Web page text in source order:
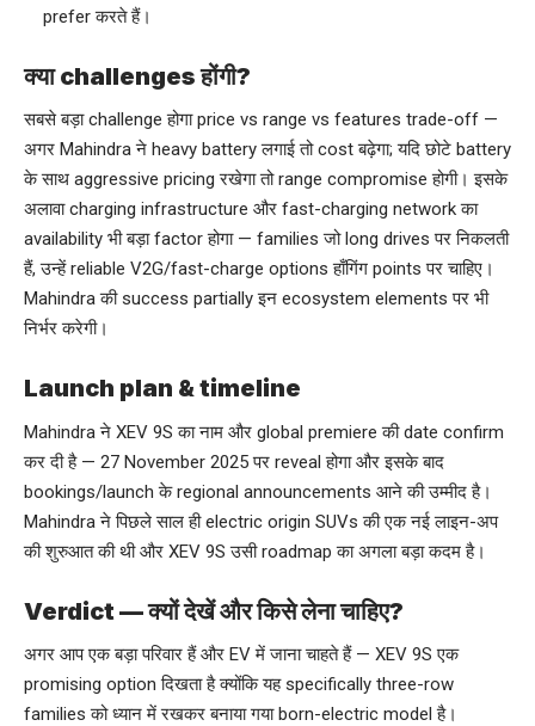
prefer करते हैं।
क्या challenges होंगी?
सबसे बड़ा challenge होगा price vs range vs features trade-off —
अगर Mahindra ने heavy battery लगाई तो cost बढ़ेगा; यदि छोटे battery
के साथ aggressive pricing रखेगा तो range compromise होगी। इसके
अलावा charging infrastructure और fast-charging network का
availability भी बड़ा factor होगा — families जो long drives पर निकलती
हैं, उन्हें reliable V2G/fast-charge options हाँगिंग points पर चाहिए।
Mahindra की success partially इन ecosystem elements पर भी
निर्भर करेगी।
Launch plan & timeline
Mahindra ने XEV 9S का नाम और global premiere की date confirm
कर दी है — 27 November 2025 पर reveal होगा और इसके बाद
bookings/launch के regional announcements आने की उम्मीद है।
Mahindra ने पिछले साल ही electric origin SUVs की एक नई लाइन-अप
की शुरुआत की थी और XEV 9S उसी roadmap का अगला बड़ा कदम है।
Verdict — क्यों देखें और किसे लेना चाहिए?
अगर आप एक बड़ा परिवार हैं और EV में जाना चाहते हैं — XEV 9S एक
promising option दिखता है क्योंकि यह specifically three-row
families को ध्यान में रखकर बनाया गया born-electric model है।